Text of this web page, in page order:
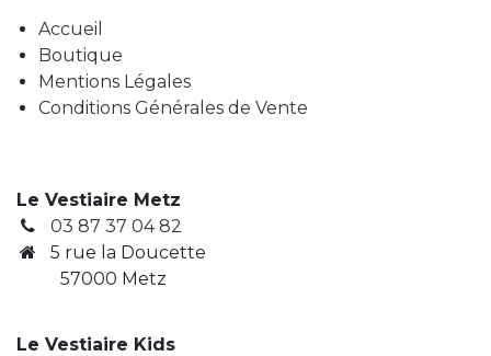
Accueil
Boutique
Mentions Légales
Conditions Générales de Vente
Le Vestiaire Metz
03 87 37 04 82
5 rue la Doucette
57000 Metz
Le Vestiaire Kids